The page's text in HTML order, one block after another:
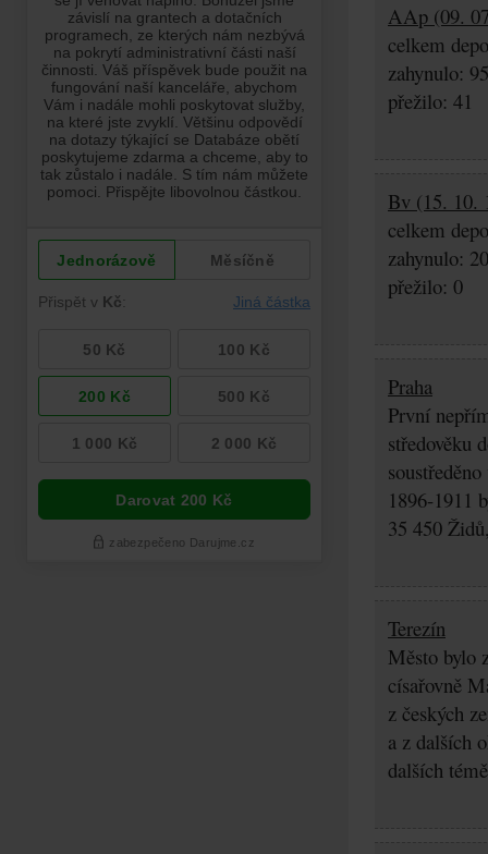
AAp (09.
celkem
zahynulo:
přežilo: 41
Bv (15. 10.
celkem
zahynulo:
přežilo: 0
Praha
První
středověku
1896-1911
35 450
Terezín
Město bylo
císařovně
z českých
a z dalších
dalších